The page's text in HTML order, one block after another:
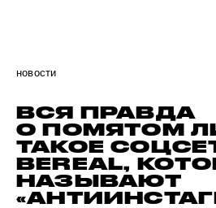
новости
ВСЯ ПРАВДА
О ПОМЯТОМ
ТАКОЕ
BEREAL,
НАЗЫВАЮТ